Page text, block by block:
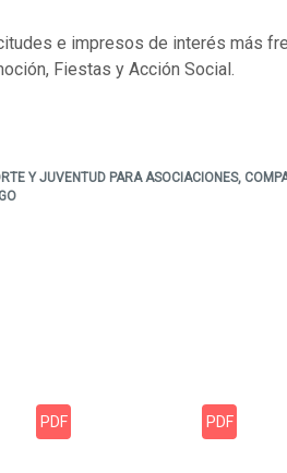
e impresos de interés más
Fiestas y Acción Social.
Y JUVENTUD PARA ASOCIACIONES,
PDF PDF